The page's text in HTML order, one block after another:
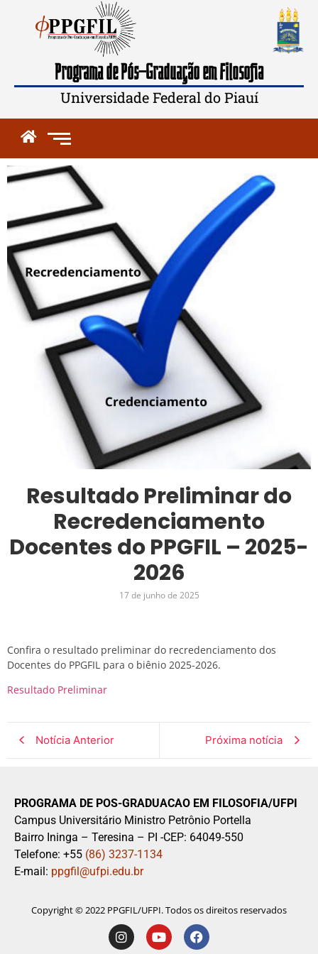
Programa de Pós-Graduação em Filosofia
Universidade Federal do Piauí
Resultado Preliminar do
Recredenciamento
Docentes do PPGFIL – 2025-
2026
17 de junho de 2025
Confira o resultado preliminar do recredenciamento dos
Docentes do PPGFIL para o biênio 2025-2026.
Resultado Preliminar
Notícia Anterior Próxima notícia
PROGRAMA DE POS-GRADUACAO EM FILOSOFIA/UFPI
Campus Universitário Ministro Petrônio Portella
Bairro Ininga – Teresina – PI -CEP: 64049-550
Telefone: +55 (86) 3237-1134
E-mail: ppgfil@ufpi.edu.br
Copyright © 2022 PPGFIL/UFPI. Todos os direitos reservados